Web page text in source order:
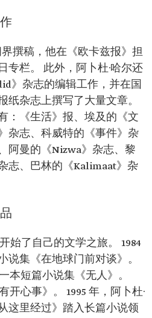
界撰稿，他在《欧卡兹报》担
专栏。 此外，阿卜杜·哈尔还
》杂志的编辑工作，并在国
纸杂志上撰写了大量文章。
：《生活》报、埃及的《文
杂志、科威特的《事件》杂
阿曼的《Nizwa》杂志、黎
志、巴林的《Kalimaat》杂
始了自己的文学之旅。 1984
说集《在地球门前对谈》。
本短篇小说集《无人》。
开心事》。 1995 年，阿卜杜·
这里经过》踏入长篇小说领